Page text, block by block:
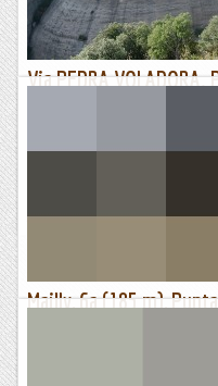
Via PEDRA VOLADORA.
en material, anem a la via Pedra
Joan asín
Mailly, 6a (185 m),